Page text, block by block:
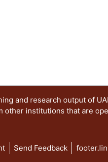
and research output of
institutions that are
Send Feedback